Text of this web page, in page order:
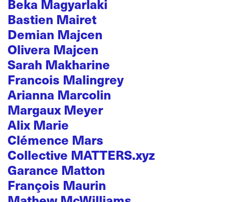
Beka Magyarlaki
Bastien Mairet
Demian Majcen
Olivera Majcen
Sarah Makharine
Francois Malingrey
Arianna Marcolin
Margaux Meyer
Alix Marie
Clémence Mars
Collective MATTERS.xyz
Garance Matton
François Maurin